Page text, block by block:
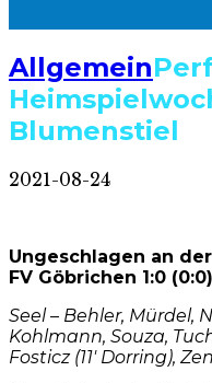
Allgemein
Blumenstiel
2021-08-24
Ungeschlagen an
FV Göbrichen 1:0 (0:0)
Seel – Behler, Mürdel,
Kohlmann, Souza,
Fosticz (11′ Dorring),